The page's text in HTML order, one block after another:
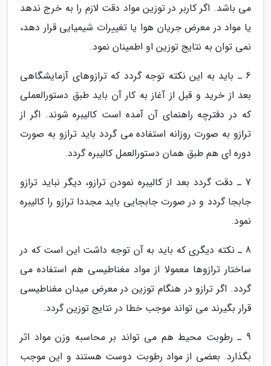
می باشد. اگر کاربر در توزین مواد دقت لازم را به خرج ندهد
یا مواد در معرض جریان هوا یا تغییرات شیمیایی قرار دهد،
نمی توان به نتایج توزین او اطمینان نمود.
6 ـ باید به این نکته توجه گردد که ترازوهای آزمایشگاهی
بعد از خرید و قبل از آغاز به کار آن باید طبق دستورالعملی
که در دفترچه راهنمای آن آمده است کالیبره شوند. اگر از
ترازو به صورت روزانه استفاده می گردد باید ترازو به صورت
دوره ای هم طبق همان دستورالعمل کالیبره گردد.
7 ـ دقت گردد بعد از کالیبره نمودن ترازو، دیگر نباید ترازو
جابجا گردد و در صورت جابجایی باید مجددا ترازو را کالیبره
نمود.
8 ـ نکته دیگری که باید به آن توجه داشت این است که در
ساختار ترازوها معمولا از مواد مغناطیسی هم استفاده می
گردد. اگر ترازو در هنگام توزین در معرض میدان مغناطیسی
قرار بگیرند می تواند موجب خطا در نتایج توزین گردد.
9 ـ رطوبت محیط هم می تواند بر محاسبه وزن مواد اثر
بگذارد. بعضی از مواد رطوبت دوست هستند و این موجب